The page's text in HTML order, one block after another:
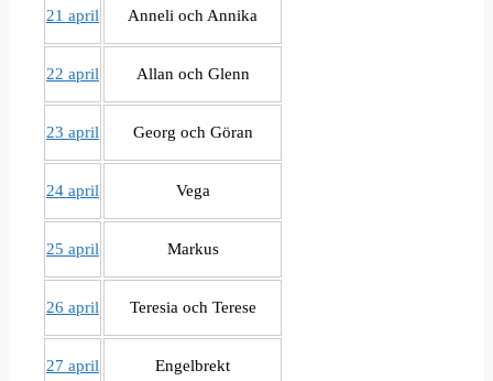
21 april Anneli och Annika
22 april Allan och Glenn
23 april Georg och Göran
24 april Vega
25 april Markus
26 april Teresia och Terese
27 april Engelbrekt